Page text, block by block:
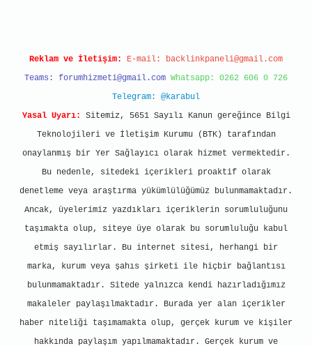
Reklam ve İletişim: E-mail: backlinkpaneli@gmail.com
Teams: forumhizmeti@gmail.com Whatsapp: 0262 606 0 726
Telegram: @karabul
Yasal Uyarı:
Sitemiz, 5651 Sayılı Kanun gereğince Bilgi
Teknolojileri ve İletişim Kurumu (BTK) tarafından
onaylanmış bir Yer Sağlayıcı olarak hizmet vermektedir.
Bu nedenle, sitedeki içerikleri proaktif olarak
denetleme veya araştırma yükümlülüğümüz bulunmamaktadır.
Ancak, üyelerimiz yazdıkları içeriklerin sorumluluğunu
taşımakta olup, siteye üye olarak bu sorumluluğu kabul
etmiş sayılırlar. Bu internet sitesi, herhangi bir
marka, kurum veya şahıs şirketi ile hiçbir bağlantısı
bulunmamaktadır. Sitede yalnızca kendi hazırladığımız
makaleler paylaşılmaktadır. Burada yer alan içerikler
haber niteliği taşımamakta olup, gerçek kurum ve kişiler
hakkında paylaşım yapılmamaktadır. Gerçek kurum ve